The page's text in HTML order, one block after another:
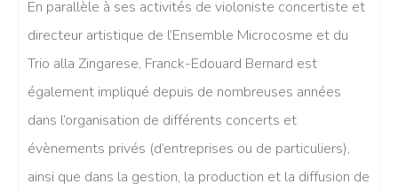
En parallèle à ses activités de violoniste concertiste et
directeur artistique de l’Ensemble Microcosme et du
Trio alla Zingarese, Franck-Edouard Bernard est
également impliqué depuis de nombreuses années
dans l’organisation de différents concerts et
évènements privés (d’entreprises ou de particuliers),
ainsi que dans la gestion, la production et la diffusion de